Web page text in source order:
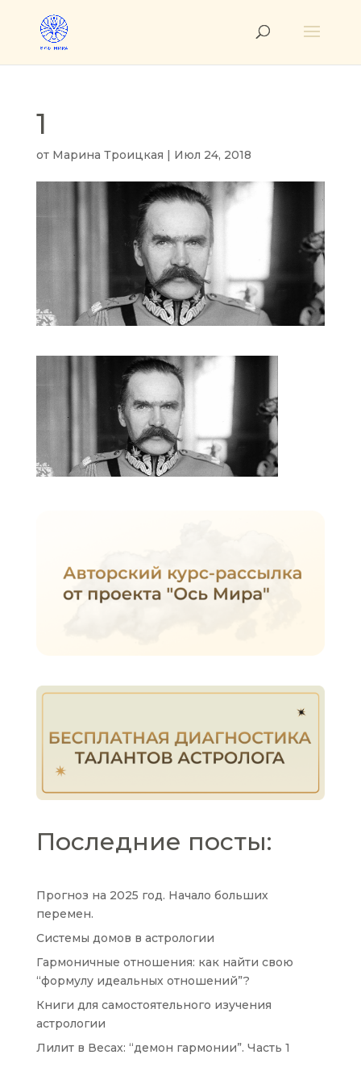
1
от Марина Троицкая | Июл 24, 2018
Последние посты:
Прогноз на 2025 год. Начало больших
перемен.
Системы домов в астрологии
Гармоничные отношения: как найти свою
“формулу идеальных отношений”?
Книги для самостоятельного изучения
астрологии
Лилит в Весах: “демон гармонии”. Часть 1